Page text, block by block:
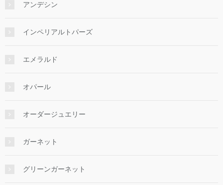
アンデシン
インペリアルトパーズ
エメラルド
オパール
オーダージュエリー
ガーネット
グリーンガーネット